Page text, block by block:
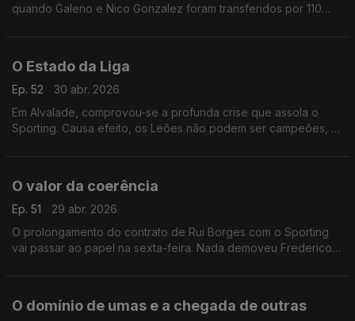
quando Galeno e Nico Gonzalez foram transferidos por 110
O Estado da Liga
Ep. 52
30 abr. 2026
Em Alvalade, comprovou-se a profunda crise que assola o
Sporting. Causa efeito, os Leões não podem ser campeões, o
O valor da coerência
Ep. 51
29 abr. 2026
O prolongamento do contrato de Rui Borges com o Sporting
vai passar ao papel na sexta-feira. Nada demoveu Frederico
O domínio de umas e a chegada de outras